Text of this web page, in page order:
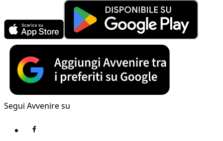
Segui Avvenire su